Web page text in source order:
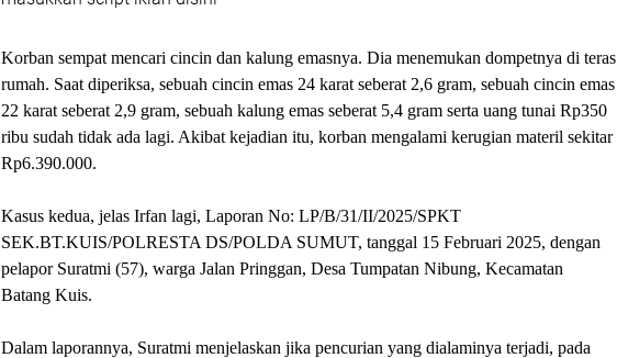
Korban sempat mencari cincin dan kalung emasnya. Dia menemukan dompetnya di teras
rumah. Saat diperiksa, sebuah cincin emas 24 karat seberat 2,6 gram, sebuah cincin emas
22 karat seberat 2,9 gram, sebuah kalung emas seberat 5,4 gram serta uang tunai Rp350
ribu sudah tidak ada lagi. Akibat kejadian itu, korban mengalami kerugian materil sekitar
Rp6.390.000.
Kasus kedua, jelas Irfan lagi, Laporan No: LP/B/31/II/2025/SPKT
SEK.BT.KUIS/POLRESTA DS/POLDA SUMUT, tanggal 15 Februari 2025, dengan
pelapor Suratmi (57), warga Jalan Pringgan, Desa Tumpatan Nibung, Kecamatan
Batang Kuis.
Dalam laporannya, Suratmi menjelaskan jika pencurian yang dialaminya terjadi, pada